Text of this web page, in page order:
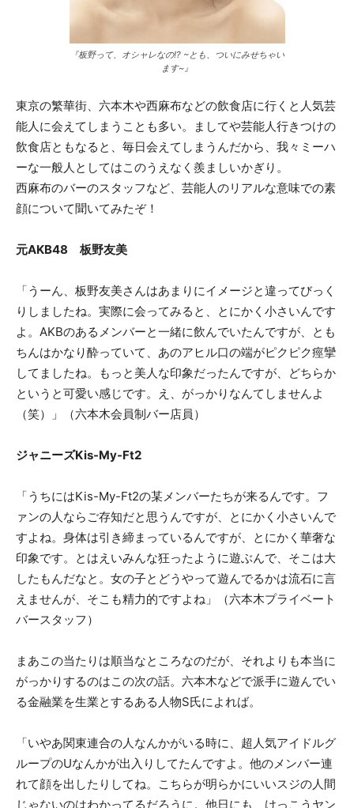
『板野って、オシャレなの!? ~とも、ついにみせちゃい
ます~』
東京の繁華街、六本木や西麻布などの飲食店に行くと人気芸
能人に会えてしまうことも多い。ましてや芸能人行きつけの
飲食店ともなると、毎日会えてしまうんだから、我々ミーハ
ーな一般人としてはこのうえなく羨ましいかぎり。
西麻布のバーのスタッフなど、芸能人のリアルな意味での素
顔について聞いてみたぞ！
元AKB48 板野友美
「うーん、板野友美さんはあまりにイメージと違ってびっく
りしましたね。実際に会ってみると、とにかく小さいんです
よ。AKBのあるメンバーと一緒に飲んでいたんですが、とも
ちんはかなり酔っていて、あのアヒル口の端がピクピク痙攣
してましたね。もっと美人な印象だったんですが、どちらか
というと可愛い感じです。え、がっかりなんてしませんよ
（笑）」（六本木会員制バー店員）
ジャニーズKis-My-Ft2
「うちにはKis-My-Ft2の某メンバーたちが来るんです。フ
ァンの人ならご存知だと思うんですが、とにかく小さいんで
すよね。身体は引き締まっているんですが、とにかく華奢な
印象です。とはえいみんな狂ったように遊ぶんで、そこは大
したもんだなと。女の子とどうやって遊んでるかは流石に言
えませんが、そこも精力的ですよね」（六本木プライベート
バースタッフ）
まあこの当たりは順当なところなのだが、それよりも本当に
がっかりするのはこの次の話。六本木などで派手に遊んでい
る金融業を生業とするある人物S氏によれば。
「いやあ関東連合の人なんかがいる時に、超人気アイドルグ
ループのUなんかが出入りしてたんですよ。他のメンバー連
れて顔を出したりしてね。こちらが明らかにいいスジの人間
じゃないのはわかってるだろうに。他日にも、けっこうヤン